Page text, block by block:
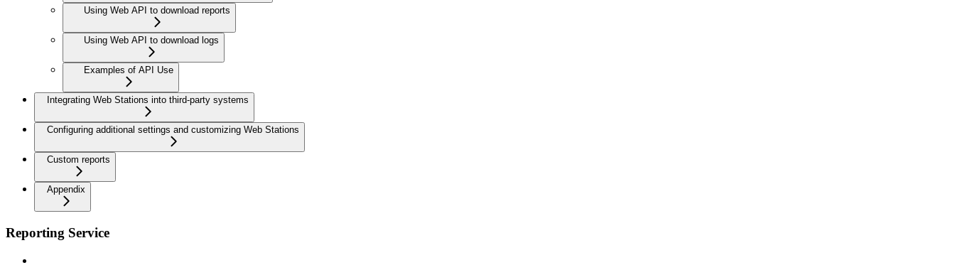
Using Web API to download reports
Using Web API to download logs
Examples of API Use
Integrating Web Stations into third-party systems
Configuring additional settings and customizing Web Stations
Custom reports
Appendix
Reporting Service